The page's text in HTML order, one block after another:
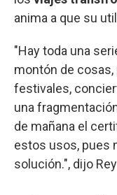
anima a que su
"Hay toda una
montón de cosas,
festivales,
una
de mañana el
estos usos, pues
solución.", dijo